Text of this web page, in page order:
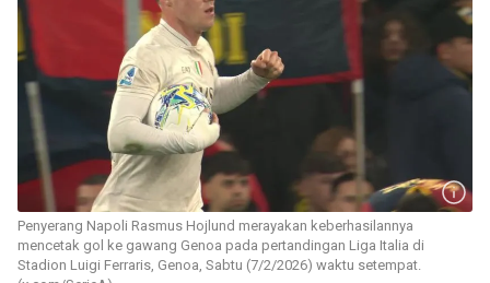
Penyerang Napoli Rasmus Hojlund merayakan keberhasilannya
mencetak gol ke gawang Genoa pada pertandingan Liga Italia di
Stadion Luigi Ferraris, Genoa, Sabtu (7/2/2026) waktu setempat.